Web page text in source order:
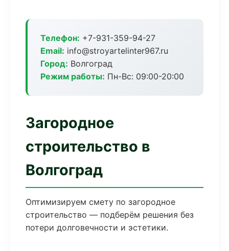
Телефон: +7-931-359-94-27
Email: info@stroyartelinter967.ru
Город: Волгоград
Режим работы: Пн-Вс: 09:00-20:00
Загородное
строительство в
Волгоград
Оптимизируем смету по загородное
строительство — подберём решения без
потери долговечности и эстетики.